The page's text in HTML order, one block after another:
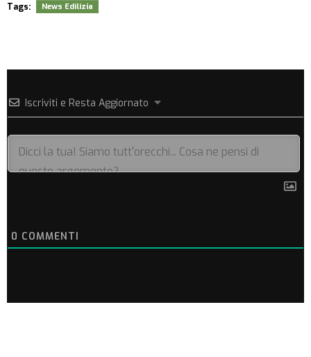
Tags: News Edilizia
Iscriviti e Resta Aggiornato
0 COMMENTI